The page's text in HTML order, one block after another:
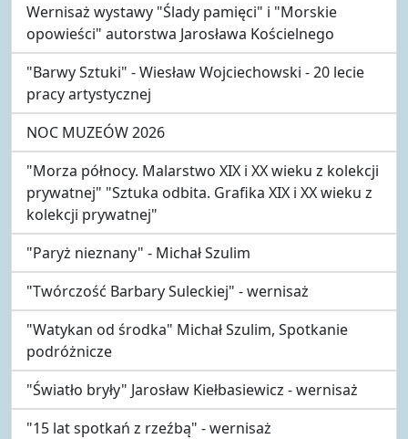
Wernisaż wystawy "Ślady pamięci" i "Morskie
opowieści" autorstwa Jarosława Kościelnego
"Barwy Sztuki" - Wiesław Wojciechowski - 20 lecie
pracy artystycznej
NOC MUZEÓW 2026
"Morza północy. Malarstwo XIX i XX wieku z kolekcji
prywatnej" "Sztuka odbita. Grafika XIX i XX wieku z
kolekcji prywatnej"
"Paryż nieznany" - Michał Szulim
"Twórczość Barbary Suleckiej" - wernisaż
"Watykan od środka" Michał Szulim, Spotkanie
podróżnicze
"Światło bryły" Jarosław Kiełbasiewicz - wernisaż
"15 lat spotkań z rzeźbą" - wernisaż